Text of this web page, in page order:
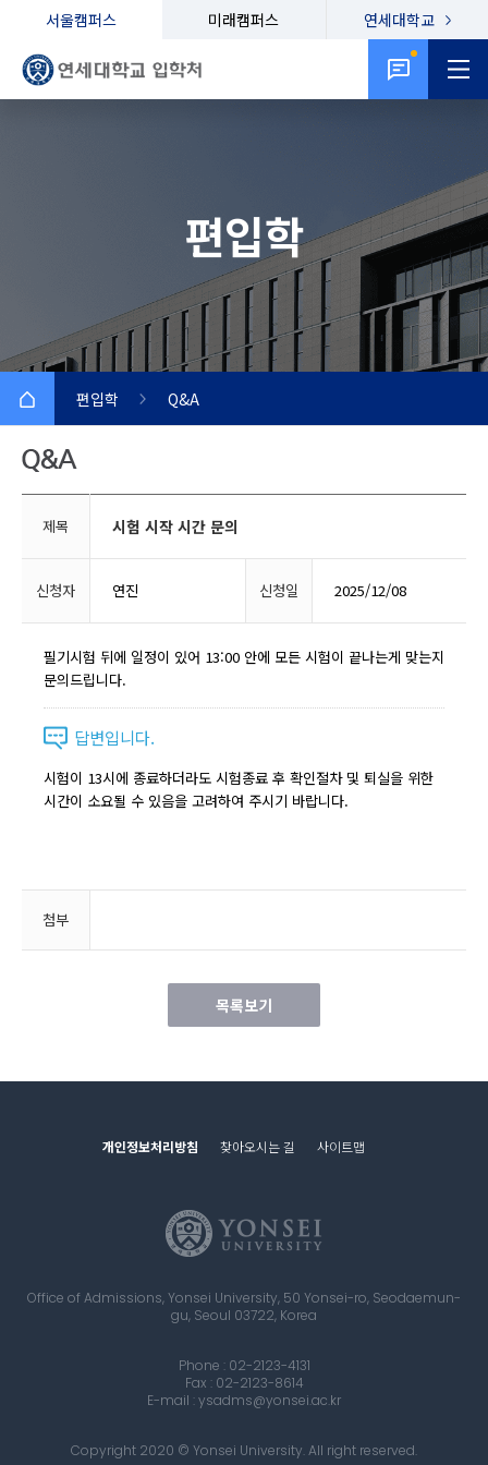
서울캠퍼스 미래캠퍼스 연세대학교
편입학
편입학 Q&A
제목 시험 시작 시간 문의
신청자 연진 신청일 2025/12/08
필기시험 뒤에 일정이 있어 13:00 안에 모든 시험이 끝나는게 맞는지
문의드립니다.
답변입니다.
시험이 13시에 종료하더라도 시험종료 후 확인절차 및 퇴실을 위한
시간이 소요될 수 있음을 고려하여 주시기 바랍니다.
첨부
목록보기
개인정보처리방침 찾아오시는 길 사이트맵
Office of Admissions, Yonsei University, 50 Yonsei-ro, Seodaemun-
gu, Seoul 03722, Korea
Phone : 02-2123-4131
Fax : 02-2123-8614
E-mail : ysadms@yonsei.ac.kr
Copyright 2020 © Yonsei University. All right reserved.